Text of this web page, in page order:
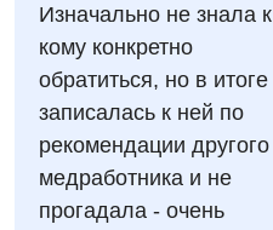
Отзывы
УЗИ
Для взрослых
Декларирование
Изначально не знала к
кому конкретно
обратиться, но в итоге
записалась к ней по
рекомендации другого
медработника и не
прогадала - очень